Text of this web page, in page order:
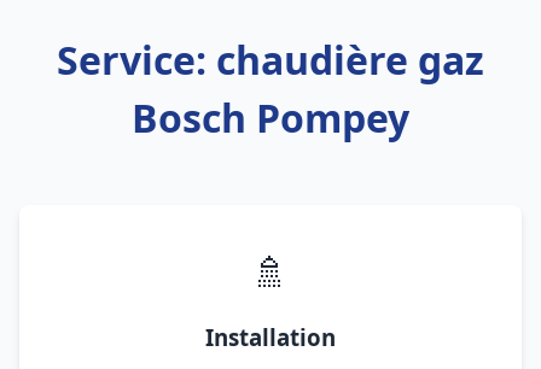
Service: chaudière gaz
Bosch Pompey
🚿
Installation